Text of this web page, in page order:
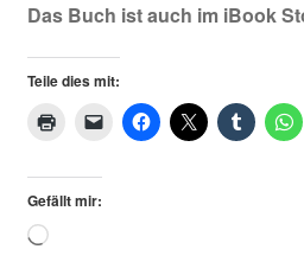
Das Buch ist auch im iBook
Teile dies mit:
Gefällt mir:
Loading…